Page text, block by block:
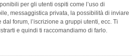
per gli utenti ospiti come l’uso di
messaggistica privata, la possibilità di inviare
forum, l’iscrizione a gruppi utenti, ecc. Ti
e quindi ti raccomandiamo di farlo.